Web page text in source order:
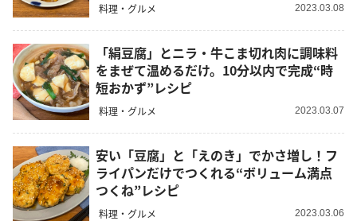
料理・グルメ 2023.03.08
「絹豆腐」とニラ・牛こま切れ肉に調味料
をまぜて温めるだけ。10分以内で完成“時
短おかず”レシピ
料理・グルメ 2023.03.07
安い「豆腐」と「えのき」でかさ増し！フ
ライパンだけでつくれる“ボリューム満点
つくね”レシピ
料理・グルメ 2023.03.06